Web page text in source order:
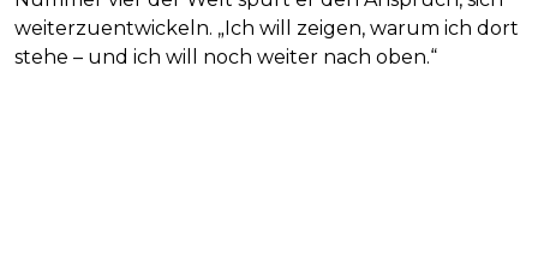
weiterzuentwickeln. „Ich will zeigen, warum ich dort
stehe – und ich will noch weiter nach oben.“